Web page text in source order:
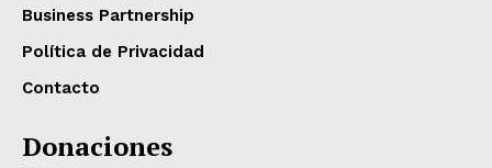
Business Partnership
Política de Privacidad
Contacto
Donaciones